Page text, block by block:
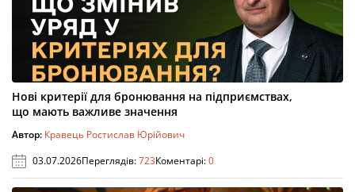
Нові критерії для бронювання на підприємствах,
що мають важливе значення
Автор: Кравець Ростислав Юрійович
03.07.2026Переглядів:723Коментарі:0